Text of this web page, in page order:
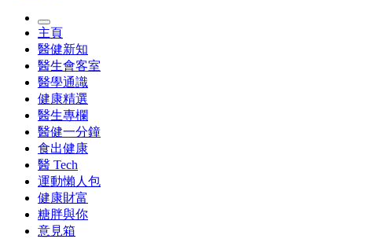
主頁
醫健新知
醫生會客室
醫學通識
健康精選
醫生專欄
醫健一分鐘
食出健康
醫 Tech
運動懶人包
健康財富
糖胖與你
意見箱